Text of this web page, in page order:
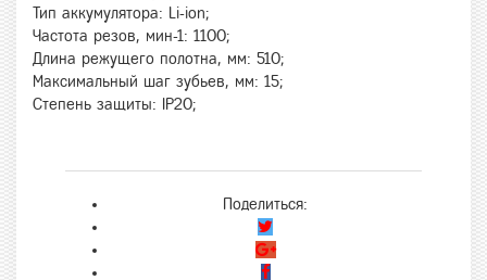
Тип аккумулятора: Li-ion;
Частота резов, мин-1: 1100;
Длина режущего полотна, мм: 510;
Максимальный шаг зубьев, мм: 15;
Степень защиты: IP20;
Поделиться: